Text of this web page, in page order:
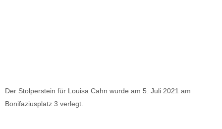
Der Stolperstein für Louisa Cahn wurde am 5. Juli 2021 am
Bonifaziusplatz 3 verlegt.